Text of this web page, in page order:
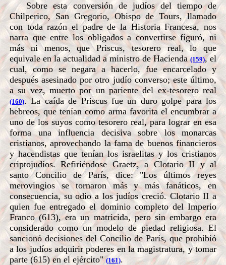
Sobre esta conversión de judíos del tiempo de
Chilperico, San Gregorio, Obispo de Tours, llamado
con toda razón el padre de la Historia Francesa, nos
narra que entre los obligados a convertirse figuró, ni
más ni menos, que Priscus, tesorero real, lo que
equivale en la actualidad a ministro de Hacienda(159), el
cual, como se negara a hacerlo, fue encarcelado y
después asesinado por otro judío converso; este último,
a su vez, muerto por un pariente del ex-tesorero real
(160). La caída de Priscus fue un duro golpe para los
hebreos, que tenían como arma favorita el encumbrar a
uno de los suyos como tesorero real, para lograr en esa
forma una influencia decisiva sobre los monarcas
cristianos, aprovechando la fama de buenos financieros
y hacendistas que tenían los israelitas y los cristianos
criptojudíos. Refiriéndose Graetz, a Clotario II y al
santo Concilio de París, dice: "Los últimos reyes
merovingios se tornaron más y más fanáticos, en
consecuencia, su odio a los judíos creció. Clotario II a
quien fue entregado el dominio completo del Imperio
Franco (613), era un matricida, pero sin embargo era
considerado como un modelo de piedad religiosa. El
sancionó decisiones del Concilio de París, que prohibió
a los judíos adquirir poderes en la magistratura, y tomar
parte (615) en el ejército"(161).